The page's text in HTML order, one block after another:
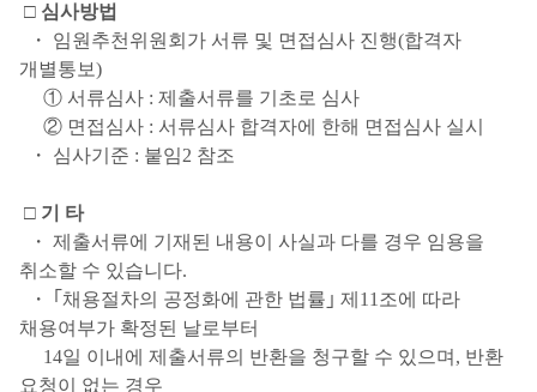
□ 심사방법
・ 임원추천위원회가 서류 및 면접심사 진행(합격자
개별통보)
① 서류심사 : 제출서류를 기초로 심사
② 면접심사 : 서류심사 합격자에 한해 면접심사 실시
・ 심사기준 : 붙임2 참조
□ 기 타
・ 제출서류에 기재된 내용이 사실과 다를 경우 임용을
취소할 수 있습니다.
・ ｢채용절차의 공정화에 관한 법률｣ 제11조에 따라
채용여부가 확정된 날로부터
14일 이내에 제출서류의 반환을 청구할 수 있으며, 반환
요청이 없는 경우